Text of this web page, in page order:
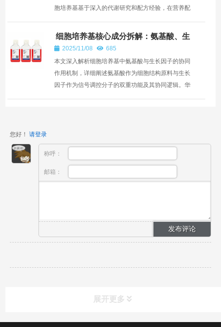
胞培养基基于深入的代谢研究和配方经验，在营养配
细胞培养基核心成分拆解：氨基酸、生
长因子的协同作用
2025/11/08
685
本文深入解析细胞培养基中氨基酸与生长因子的协同
作用机制，详细阐述氨基酸作为细胞结构原料与生长
因子作为信号调控分子的双重功能及其协同逻辑。华
您好！ 请登录
称呼：
邮箱：
展开更多